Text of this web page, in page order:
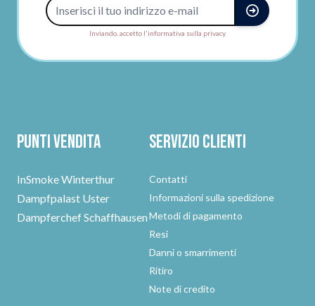
Inviando, accetto l'informativa sulla privacy.
Punti vendita
InSmoke Winterthur
Dampfpalast Uster
Dampferchef Schaffhausen
Servizio clienti
Contatti
Informazioni sulla spedizione
Metodi di pagamento
Resi
Danni o smarrimenti
Ritiro
Note di credito